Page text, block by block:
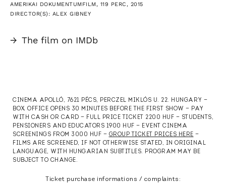
AMERIKAI DOKUMENTUMFILM, 119 PERC, 2015
DIRECTOR(S): ALEX GIBNEY
→ The film on IMDb
CINEMA APOLLÓ, 7621 PÉCS, PERCZEL MIKLÓS U. 22. HUNGARY —
BOX OFFICE OPENS 30 MINUTES BEFORE THE FIRST SHOW — PAY
WITH CASH OR CARD — FULL PRICE TICKET 2200 HUF — STUDENTS,
PENSIONERS AND EDUCATORS 1900 HUF — EVENT CINEMA
SCREENINGS FROM 3000 HUF — GROUP TICKET PRICES HERE —
FILMS ARE SCREENED, IF NOT OTHERWISE STATED, IN ORIGINAL
LANGUAGE, WITH HUNGARIAN SUBTITLES. PROGRAM MAY BE
SUBJECT TO CHANGE.
Ticket purchase informations / complaints: